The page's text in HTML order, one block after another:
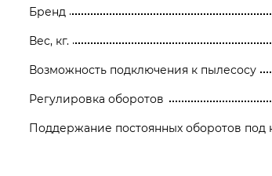
Бренд
Вес, кг.
Возможность подключения к пылесосу
Регулировка оборотов
Поддержание постоянных оборотов под